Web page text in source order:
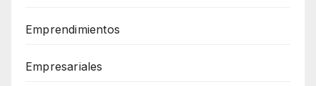
Emprendimientos
Empresariales